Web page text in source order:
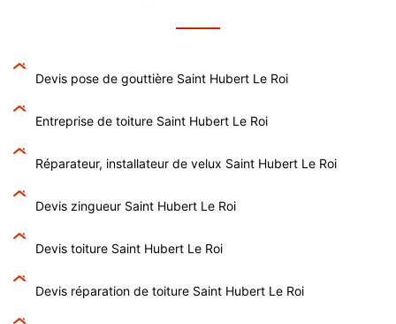
Devis pose de gouttière Saint Hubert Le Roi
Entreprise de toiture Saint Hubert Le Roi
Réparateur, installateur de velux Saint Hubert Le Roi
Devis zingueur Saint Hubert Le Roi
Devis toiture Saint Hubert Le Roi
Devis réparation de toiture Saint Hubert Le Roi